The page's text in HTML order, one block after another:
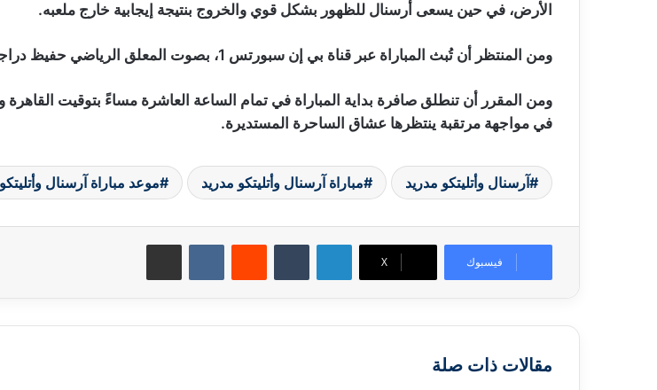
الأرض، في حين يسعى أرسنال للظهور بشكل قوي والخروج بنتيجة إيجابية خارج ملعبه.
ومن المنتظر أن تُبث المباراة عبر قناة بي إن سبورتس 1، بصوت المعلق الرياضي حفيظ دراجي.
ومن المقرر أن تنطلق صافرة بداية المباراة في تمام الساعة العاشرة مساءً بتوقيت القاهرة
في مواجهة مرتقبة ينتظرها عشاق الساحرة المستديرة.
آرسنال وأتليتكو مدريد مباراة آرسنال وأتليتكو مدريد موعد مباراة آرسنال
فيسبوك X
لينكدإن
مقالات ذات صلة